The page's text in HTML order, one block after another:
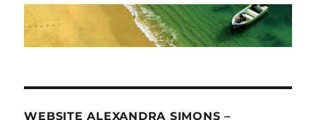
WEBSITE ALEXANDRA SIMONS –